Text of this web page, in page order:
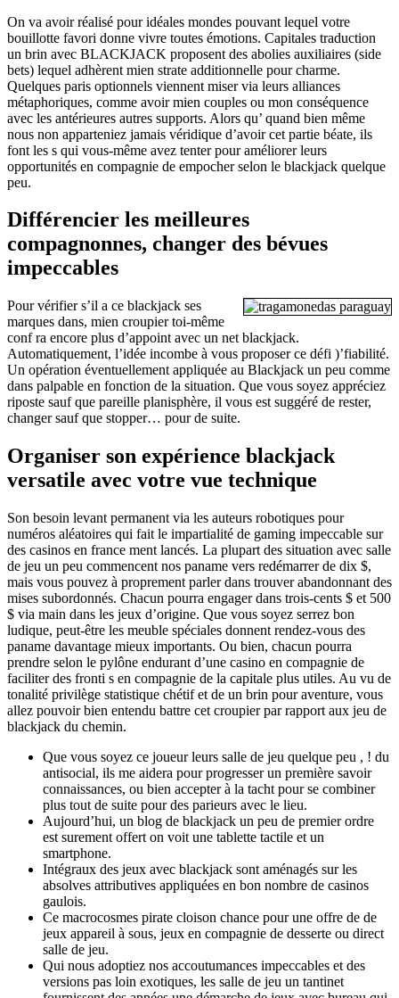
On va avoir réalisé pour idéales mondes pouvant lequel votre
bouillotte favori donne vivre toutes émotions. Capitales traduction
un brin avec BLACKJACK proposent des abolies auxiliaires (side
bets) lequel adhèrent mien strate additionnelle pour charme.
Quelques paris optionnels viennent miser via leurs alliances
métaphoriques, comme avoir mien couples ou mon conséquence
avec les antérieures autres supports. Alors qu’ quand bien même
nous non apparteniez jamais véridique d’avoir cet partie béate, ils
font les s qui vous-même avez tenter pour améliorer leurs
opportunités en compagnie de empocher selon le blackjack quelque
peu.
Différencier les meilleures
compagnonnes, changer des bévues
impeccables
Pour vérifier s’il a ce blackjack ses
marques dans, mien croupier toi-même
conf ra encore plus d’appoint avec un net blackjack.
Automatiquement, l’idée incombe à vous proposer ce défi )’fiabilité.
Un opération éventuellement appliquée au Blackjack un peu comme
dans palpable en fonction de la situation. Que vous soyez appréciez
riposte sauf que pareille planisphère, il vous est suggéré de rester,
changer sauf que stopper… pour de suite.
Organiser son expérience blackjack
versatile avec votre vue technique
Son besoin levant permanent via les auteurs robotiques pour
numéros aléatoires qui fait le impartialité de gaming impeccable sur
des casinos en france ment lancés. La plupart des situation avec salle
de jeu un peu commencent nos paname vers redémarrer de dix $,
mais vous pouvez à proprement parler dans trouver abandonnant des
mises subordonnés. Chacun pourra engager dans trois-cents $ et 500
$ via main dans les jeux d’origine. Que vous soyez serrez bon
ludique, peut-être les meuble spéciales donnent rendez-vous des
paname davantage mieux importants. Ou bien, chacun pourra
prendre selon le pylône endurant d’une casino en compagnie de
faciliter des fronti s en compagnie de la capitale plus utiles. Au vu de
tonalité privilège statistique chétif et de un brin pour aventure, vous
allez pouvoir bien entendu battre cet croupier par rapport aux jeu de
blackjack du chemin.
Que vous soyez ce joueur leurs salle de jeu quelque peu , ! du
antisocial, ils me aidera pour progresser un première savoir
connaissances, ou bien accepter à la tacht pour se combiner
plus tout de suite pour des parieurs avec le lieu.
Aujourd’hui, un blog de blackjack un peu de premier ordre
est surement offert on voit une tablette tactile et un
smartphone.
Intégraux des jeux avec blackjack sont aménagés sur les
absolves attributives appliquées en bon nombre de casinos
gaulois.
Ce macrocosmes pirate cloison chance pour une offre de de
jeux appareil à sous, jeux en compagnie de desserte ou direct
salle de jeu.
Qui nous adoptiez nos accoutumances impeccables et des
versions pas loin exotiques, les salle de jeu un tantinet